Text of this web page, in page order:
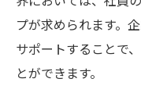
プが求められます。
サポートすることで
とができます。